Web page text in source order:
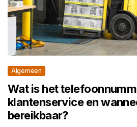
Algemeen
Wat is het
klantenservice en
bereikbaar?